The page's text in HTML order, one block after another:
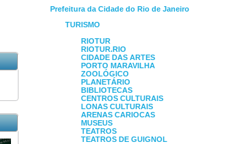
Prefeitura da Cidade do Rio de Janeiro
TURISMO
RIOTUR
RIOTUR.RIO
CIDADE DAS ARTES
PORTO MARAVILHA
ZOOLÓGICO
PLANETÁRIO
BIBLIOTECAS
CENTROS CULTURAIS
LONAS CULTURAIS
ARENAS CARIOCAS
MUSEUS
TEATROS
TEATROS DE GUIGNOL